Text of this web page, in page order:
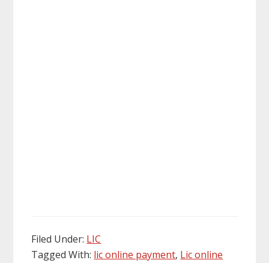
Filed Under: LIC
Tagged With: lic online payment, Lic online